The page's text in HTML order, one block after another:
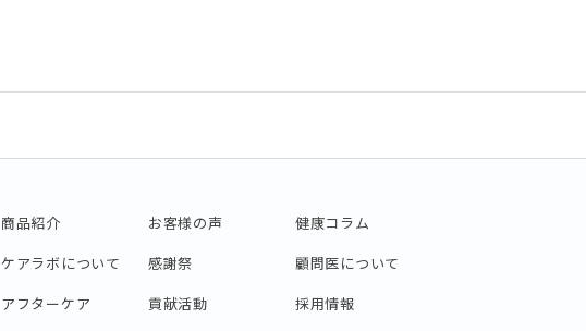
商品紹介
ケアラボについて
アフターケア
お客様の声
感謝祭
貢献活動
健康コラム
顧問医について
採用情報